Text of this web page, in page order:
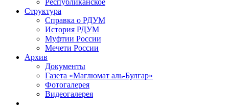
Республиканское
Структура
Справка о РДУМ
История РДУМ
Муфтии России
Мечети России
Архив
Документы
Газета «Маглюмат аль-Булгар»
Фотогалерея
Видеогалерея